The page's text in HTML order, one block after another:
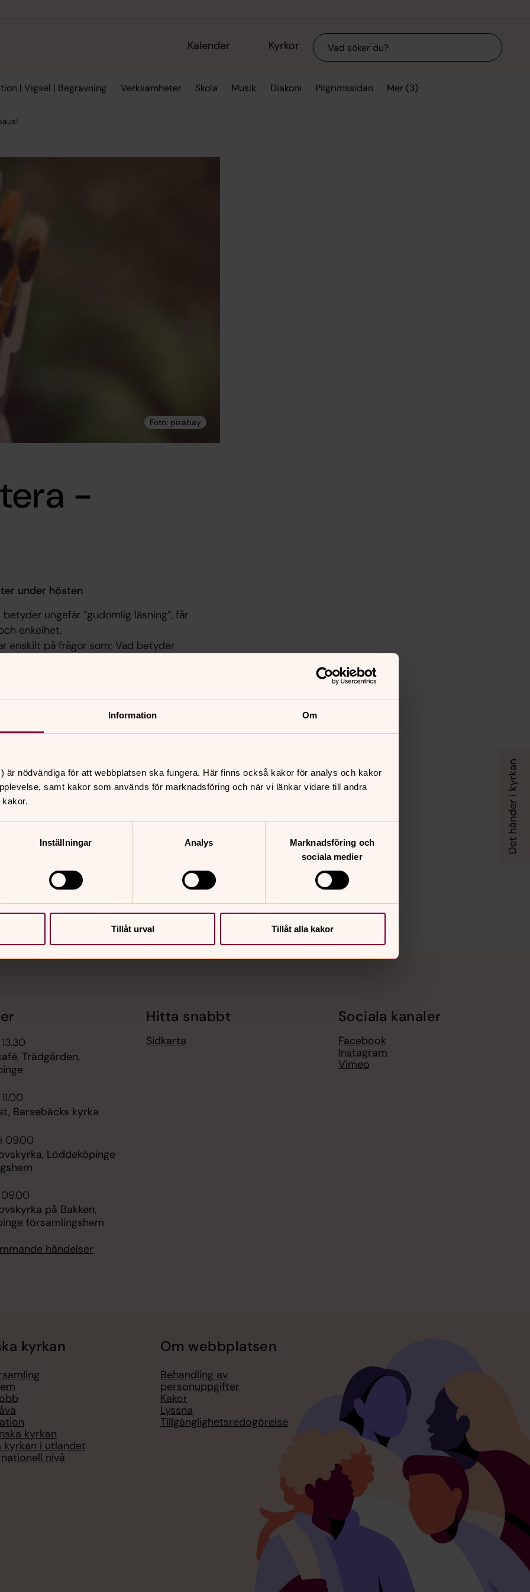
Information Om
är nödvändiga för att webbplatsen ska fungera. Här finns också kakor för analys och kakor
samt kakor som används för marknadsföring och när vi länkar vidare till andra
Inställningar Analys
Marknadsföring och
sociala medier
Tillåt urval Tillåt alla kakor
Kalender Kyrkor Sök
| Vigsel | Begravning Verksamheter Skola Musik Diakoni Pilgrimssidan Mer (3)
-
under hösten
ungefär ”gudomlig läsning”, får
enkelhet.
enskilt på frågor som; Vad betyder
säga mig idag? Kanske finns där ett
känner jag i texten?
får du om du vill formulera
det du känner.
reflektion och meditation.
reflektion och meditation.
Trädgården,
Barsebäcks kyrka
09.00
Löddeköpinge
09.00
på Bakken,
församlingshem
händelser
Hitta snabbt
Sidkarta
Sociala kanaler
Facebook
Instagram
Vimeo
kyrkan
kyrkan
kyrkan i utlandet
nivå
Om webbplatsen
Behandling av
personuppgifter
Kakor
Lyssna
Tillgänglighetsredogörelse